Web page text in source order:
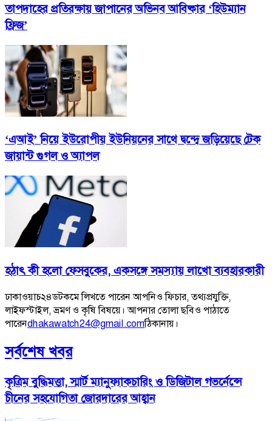
তাপদাহের প্রতিরক্ষায় জাপানের অভিনব আবিষ্কার ‘হিউম্যান
ফ্রিজ’
‘এআই’ নিয়ে ইউরোপীয় ইউনিয়নের সাথে দ্বন্দ্বে জড়িয়েছে টেক
জায়ান্ট গুগল ও অ্যাপল
হঠাৎ কী হলো ফেসবুকের, একসঙ্গে সমস্যায় লাখো ব্যবহারকারী
ঢাকাওয়াচ২৪ডটকমে লিখতে পারেন আপনিও ফিচার, তথ্যপ্রযুক্তি,
লাইফস্টাইল, ভ্রমণ ও কৃষি বিষয়ে। আপনার তোলা ছবিও পাঠাতে
পারেনdhakawatch24@gmail.comঠিকানায়।
সর্বশেষ খবর
কৃত্রিম বুদ্ধিমত্তা, স্মার্ট ম্যানুফ্যাকচারিং ও ডিজিটাল গভর্নেন্সে
চীনের সহযোগিতা জোরদারের আহ্বান